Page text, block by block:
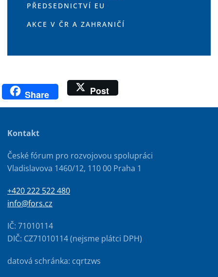
PŘEDSEDNICTVÍ EU
AKCE V ČR A ZAHRANIČÍ
Share Post
Kontakt
České fórum pro rozvojovou spolupráci
Vladislavova 1460/12, 110 00 Praha 1
+420 222 522 480
info@fors.cz
IČ: 71010114
DIČ: CZ71010114 (nejsme plátci DPH)
datová schránka: cqrtzws